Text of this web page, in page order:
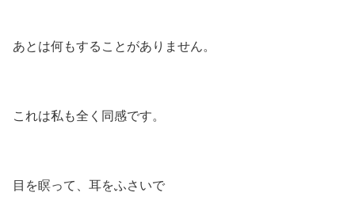
あとは何もすることがありません。
これは私も全く同感です。
目を瞑って、耳をふさいで